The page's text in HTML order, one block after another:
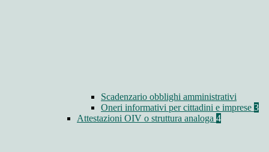
Scadenzario obblighi amministrativi
Oneri informativi per cittadini e imprese 3
Attestazioni OIV o struttura analoga 4